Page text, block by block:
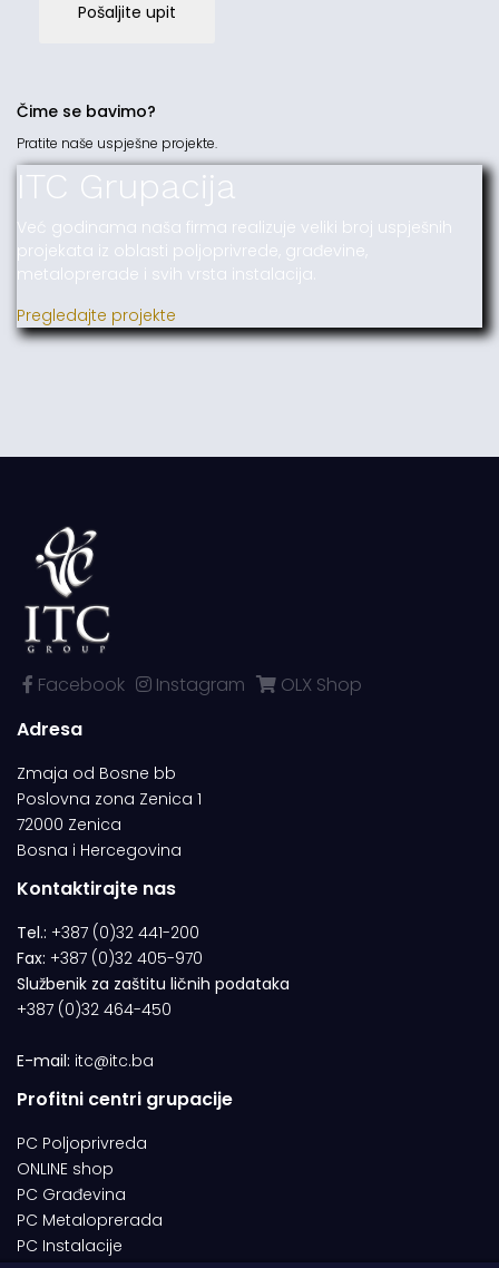
Pošaljite upit
Čime se bavimo?
Pratite naše uspješne projekte.
ITC Grupacija
Već godinama naša firma realizuje veliki broj uspješnih
projekata iz oblasti poljoprivrede, građevine,
metaloprerade i svih vrsta instalacija.
Pregledajte projekte
Facebook Instagram
OLX Shop
Adresa
Zmaja od Bosne bb
Poslovna zona Zenica 1
72000 Zenica
Bosna i Hercegovina
Kontaktirajte nas
Tel.: +387 (0)32 441-200
Fax: +387 (0)32 405-970
Službenik za zaštitu ličnih podataka
+387 (0)32 464-450
E-mail: itc@itc.ba
Profitni centri grupacije
PC Poljoprivreda
ONLINE shop
PC Građevina
PC Metaloprerada
PC Instalacije